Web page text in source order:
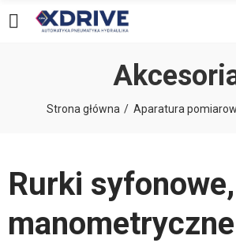
Strona główna Aparatura
Rurki